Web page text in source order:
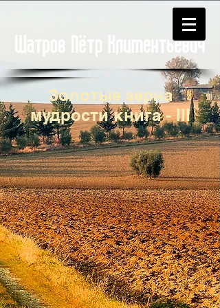
Золотые зерна
мудрости книга - III